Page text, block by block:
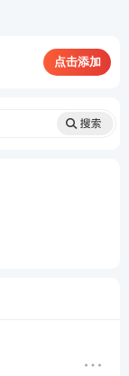
点击添加